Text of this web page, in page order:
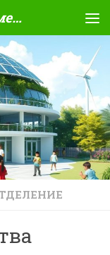
МБОУ ООШ № 76 города Тюмени